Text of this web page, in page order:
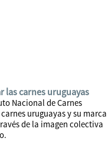
las carnes uruguayas
Nacional de Carnes
uruguayas y su marca
de la imagen colectiva